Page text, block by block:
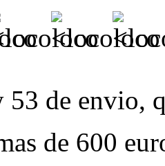
53 de envio,
de 600